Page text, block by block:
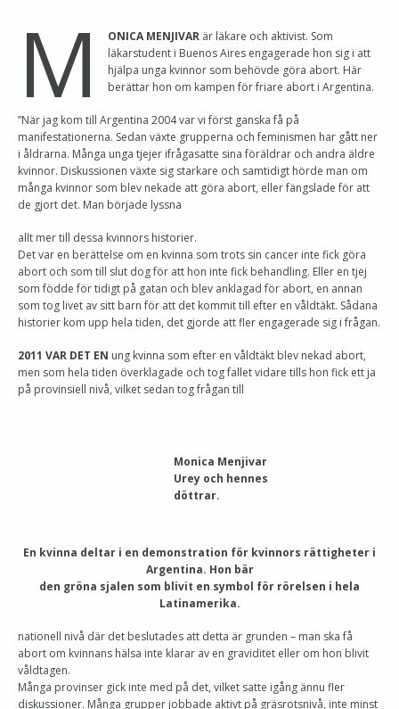
M ONICA MENJIVAR är läkare och aktivist. Som
läkarstudent i Buenos Aires engagerade hon sig i att
hjälpa unga kvinnor som behövde göra abort. Här
berättar hon om kampen för friare abort i Argentina.
”När jag kom till Argentina 2004 var vi först ganska få på
manifestationerna. Sedan växte grupperna och feminismen har gått ner
i åldrarna. Många unga tjejer ifrågasatte sina föräldrar och andra äldre
kvinnor. Diskussionen växte sig starkare och samtidigt hörde man om
många kvinnor som blev nekade att göra abort, eller fängslade för att
de gjort det. Man började lyssna
allt mer till dessa kvinnors historier.
Det var en berättelse om en kvinna som trots sin cancer inte fick göra
abort och som till slut dog för att hon inte fick behandling. Eller en tjej
som födde för tidigt på gatan och blev anklagad för abort, en annan
som tog livet av sitt barn för att det kommit till efter en våldtäkt. Sådana
historier kom upp hela tiden, det gjorde att fler engagerade sig i frågan.
2011 VAR DET EN ung kvinna som efter en våldtäkt blev nekad abort,
men som hela tiden överklagade och tog fallet vidare tills hon fick ett ja
på provinsiell nivå, vilket sedan tog frågan till
Monica Menjivar
Urey och hennes
döttrar.
En kvinna deltar i en demonstration för kvinnors rättigheter i
Argentina. Hon bär
den gröna sjalen som blivit en symbol för rörelsen i hela
Latinamerika.
nationell nivå där det beslutades att detta är grunden – man ska få
abort om kvinnans hälsa inte klarar av en graviditet eller om hon blivit
våldtagen.
Många provinser gick inte med på det, vilket satte igång ännu fler
diskussioner. Många grupper jobbade aktivt på gräsrotsnivå, inte minst